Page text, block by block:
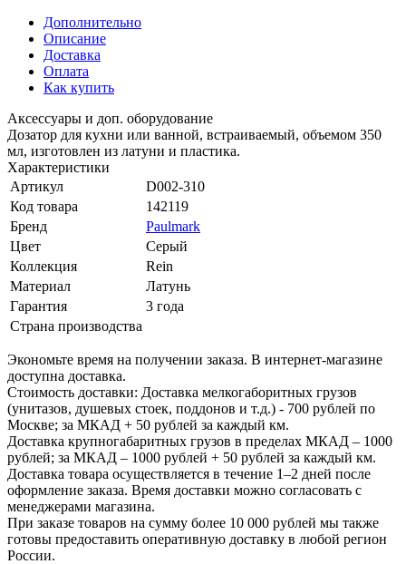
Дополнительно
Описание
Доставка
Оплата
Как купить
Аксессуары и доп. оборудование
Дозатор для кухни или ванной, встраиваемый, объемом 350
мл, изготовлен из латуни и пластика.
Характеристики
Артикул
D002-310
Код товара
142119
Бренд
Paulmark
Цвет
Серый
Коллекция
Rein
Материал
Латунь
Гарантия
3 года
Страна производства
Экономьте время на получении заказа. В интернет-магазине
доступна доставка.
Стоимость доставки: Доставка мелкогаборитных грузов
(унитазов, душевых стоек, поддонов и т.д.) - 700 рублей по
Москве; за МКАД + 50 рублей за каждый км.
Доставка крупногабаритных грузов в пределах МКАД – 1000
рублей; за МКАД – 1000 рублей + 50 рублей за каждый км.
Доставка товара осуществляется в течение 1–2 дней после
оформление заказа. Время доставки можно согласовать с
менеджерами магазина.
При заказе товаров на сумму более 10 000 рублей мы также
готовы предоставить оперативную доставку в любой регион
России.